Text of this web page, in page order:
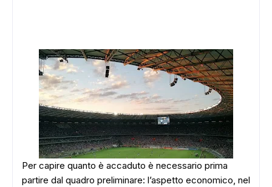
Per capire quanto è accaduto è necessario prima
partire dal quadro preliminare: l’aspetto economico, nel